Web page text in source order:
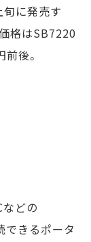
旬に発売す
格はSB7220
後。
どの
きるポータ